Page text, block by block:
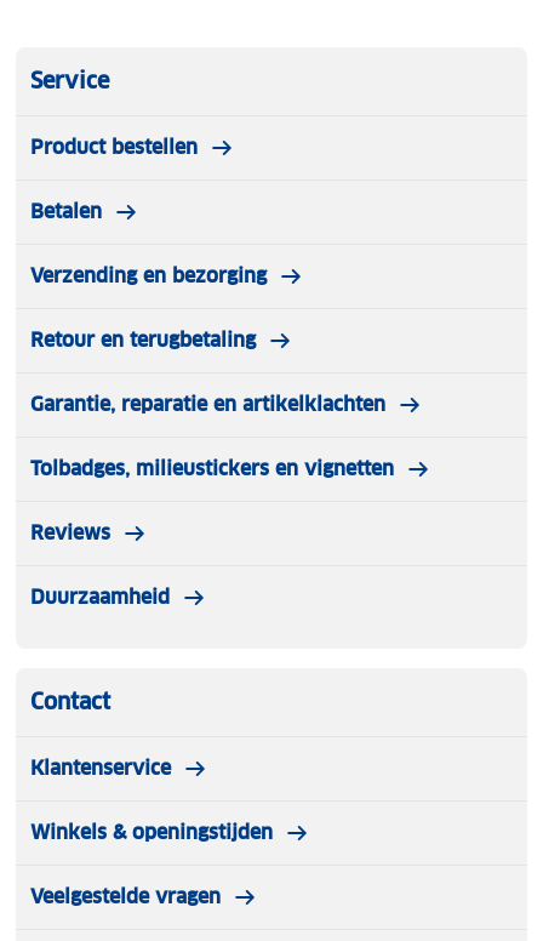
Service
Product bestellen
Betalen
Verzending en bezorging
Retour en terugbetaling
Garantie, reparatie en artikelklachten
Tolbadges, milieustickers en vignetten
Reviews
Duurzaamheid
Contact
Klantenservice
Winkels & openingstijden
Veelgestelde vragen